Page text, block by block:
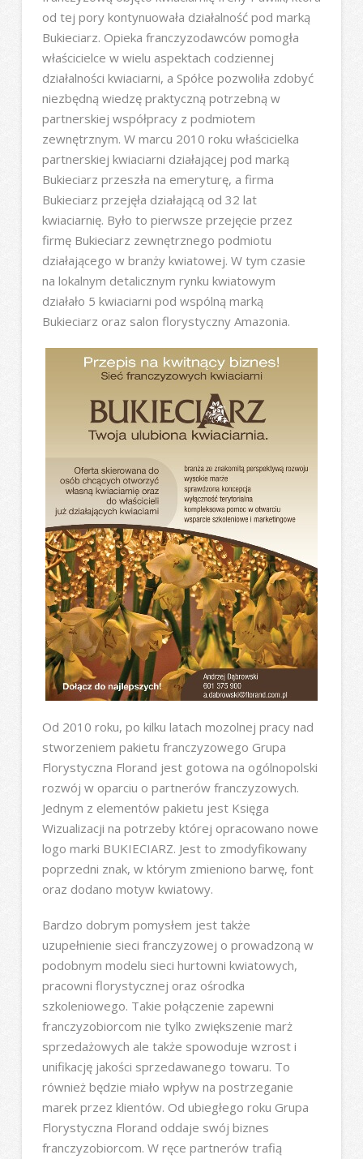
od tej pory kontynuowała działalność pod marką
Bukieciarz. Opieka franczyzodawców pomogła
właścicielce w wielu aspektach codziennej
działalności kwiaciarni, a Spółce pozwoliła zdobyć
niezbędną wiedzę praktyczną potrzebną w
partnerskiej współpracy z podmiotem
zewnętrznym. W marcu 2010 roku właścicielka
partnerskiej kwiaciarni działającej pod marką
Bukieciarz przeszła na emeryturę, a firma
Bukieciarz przejęła działającą od 32 lat
kwiaciarnię. Było to pierwsze przejęcie przez
firmę Bukieciarz zewnętrznego podmiotu
działającego w branży kwiatowej. W tym czasie
na lokalnym detalicznym rynku kwiatowym
działało 5 kwiaciarni pod wspólną marką
Bukieciarz oraz salon florystyczny Amazonia.
Od 2010 roku, po kilku latach mozolnej pracy nad
stworzeniem pakietu franczyzowego Grupa
Florystyczna Florand jest gotowa na ogólnopolski
rozwój w oparciu o partnerów franczyzowych.
Jednym z elementów pakietu jest Księga
Wizualizacji na potrzeby której opracowano nowe
logo marki BUKIECIARZ. Jest to zmodyfikowany
poprzedni znak, w którym zmieniono barwę, font
oraz dodano motyw kwiatowy.
Bardzo dobrym pomysłem jest także
uzupełnienie sieci franczyzowej o prowadzoną w
podobnym modelu sieci hurtowni kwiatowych,
pracowni florystycznej oraz ośrodka
szkoleniowego. Takie połączenie zapewni
franczyzobiorcom nie tylko zwiększenie marż
sprzedażowych ale także spowoduje wzrost i
unifikację jakości sprzedawanego towaru. To
również będzie miało wpływ na postrzeganie
marek przez klientów. Od ubiegłego roku Grupa
Florystyczna Florand oddaje swój biznes
franczyzobiorcom. W ręce partnerów trafią